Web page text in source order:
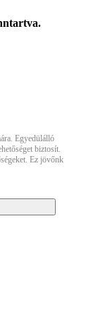
Egyedülálló
biztosít.
Ez jövőnk